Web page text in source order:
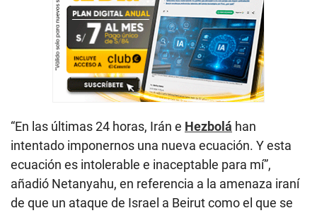
“En las últimas 24 horas, Irán e Hezbolá han
intentado imponernos una nueva ecuación. Y esta
ecuación es intolerable e inaceptable para mí”,
añadió Netanyahu, en referencia a la amenaza iraní
de que un ataque de Israel a Beirut como el que se